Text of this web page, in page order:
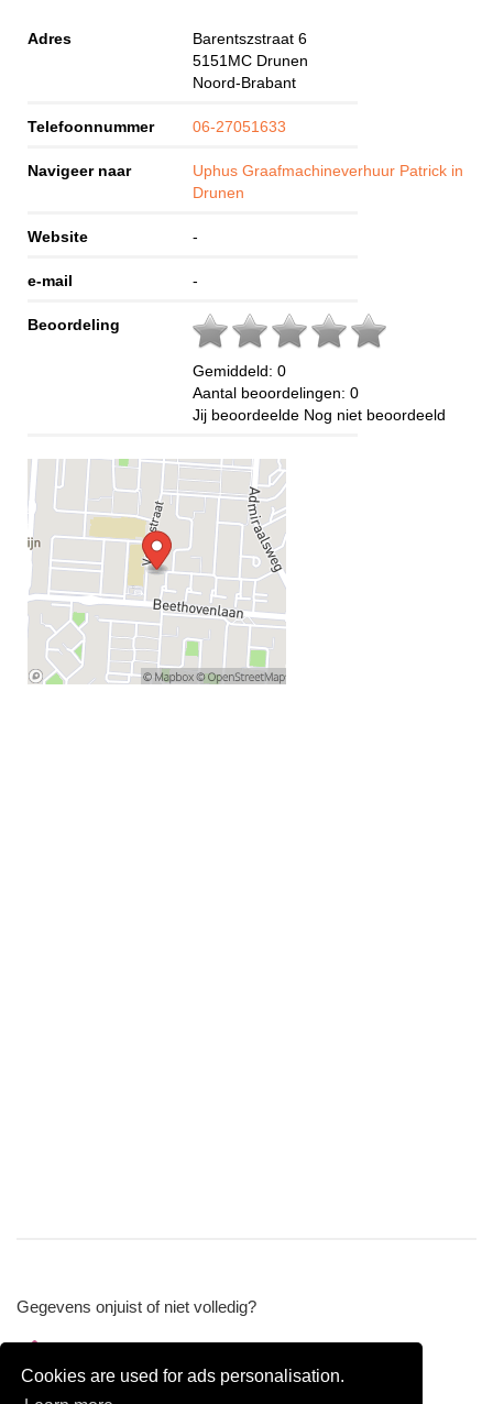
Cookies are used for ads personalisation.
Adres
Barentszstraat 6
5151MC Drunen
Noord-Brabant
Telefoonnummer 06-27051633
Navigeer naar
Uphus Graafmachineverhuur Patrick in
Drunen
Website -
e-mail -
Beoordeling
Gemiddeld: 0
Aantal beoordelingen: 0
Jij beoordeelde Nog niet beoordeeld
Gegevens onjuist of niet volledig?